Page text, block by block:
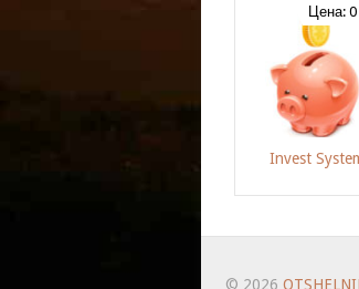
Цена: 0
Invest
© 2026